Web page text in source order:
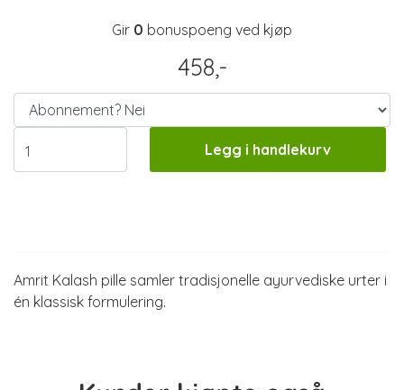
Gir 0 bonuspoeng ved kjøp
458,-
Legg i handlekurv
Amrit Kalash pille samler tradisjonelle ayurvediske urter i
én klassisk formulering.